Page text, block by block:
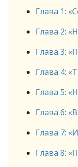
Глава 1:
Глава 2:
Глава 3:
Глава 4:
Глава 5:
Глава 6:
Глава 7:
Глава 8: